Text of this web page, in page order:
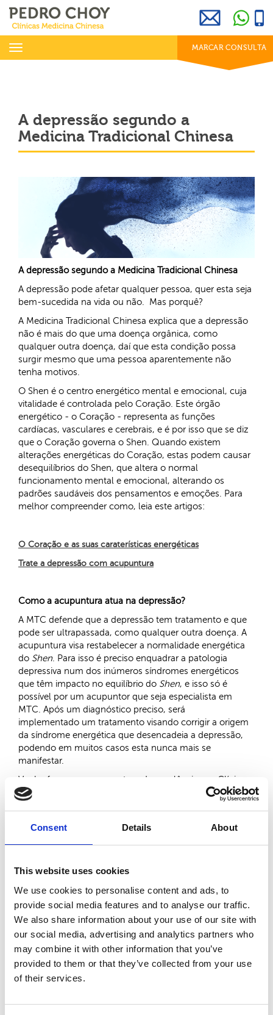
Consent Details About
This website uses cookies
We use cookies to personalise content and ads, to
provide social media features and to analyse our traffic.
We also share information about your use of our site with
our social media, advertising and analytics partners who
may combine it with other information that you’ve
provided to them or that they’ve collected from your use
of their services.
info@clinicaspedrochoy.com 969 800 001
dias úteis das 8h às 20h
Toggle
MARCAR CONSULTA
A depressão segundo a
Medicina Tradicional Chinesa
A depressão segundo a Medicina Tradicional Chinesa
A depressão pode afetar qualquer pessoa, quer esta seja
bem-sucedida na vida ou não. Mas porquê?
A Medicina Tradicional Chinesa explica que a depressão
não é mais do que uma doença orgânica, como
qualquer outra doença, daí que esta condição possa
surgir mesmo que uma pessoa aparentemente não
tenha motivos.
O Shen é o centro energético mental e emocional, cuja
vitalidade é controlada pelo Coração. Este órgão
energético - o Coração - representa as funções
cardíacas, vasculares e cerebrais, e é por isso que se diz
que o Coração governa o Shen. Quando existem
alterações energéticas do Coração, estas podem causar
desequilíbrios do Shen, que altera o normal
funcionamento mental e emocional, alterando os
padrões saudáveis dos pensamentos e emoções. Para
melhor compreender como, leia este artigos:
O Coração e as suas caraterísticas energéticas
Trate a depressão com acupuntura
Como a acupuntura atua na depressão?
A MTC defende que a depressão tem tratamento e que
pode ser ultrapassada, como qualquer outra doença. A
acupuntura visa restabelecer a normalidade energética
do Shen. Para isso é preciso enquadrar a patologia
depressiva num dos inúmeros síndromes energéticos
que têm impacto no equilíbrio do Shen, e isso só é
possível por um acupuntor que seja especialista em
MTC. Após um diagnóstico preciso, será
implementado um tratamento visando corrigir a origem
da síndrome energética que desencadeia a depressão,
podendo em muitos casos esta nunca mais se
manifestar.
Venha fazer uma acupuntura de excelência nas Clínicas
Pedro Choy. Esta é uma técnica natural, sem efeitos
depressão. Não prejudica nem interfere com a atuação
de medicamentos ou tratamentos convencionais, pelo
medicina convencional. Procure os nossos tratamentos!
Para conhecer alguns dos nossos testemunhos com
alterações do Shen, siga as ligações listadas abaixo:
Partilhar: